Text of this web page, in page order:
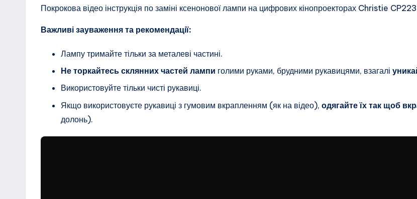
Покрокова відео інструкція по заміні ксенонової лампи на цифрових кінопроекторах Christie
Важливі зауваження та рекомендації:
Лампу тримайте тільки за металеві частині.
Не торкайтесь склянних частей лампи голими руками, брудними рукавицями, взагалі
Використовуйте тільки чисті рукавиці.
Якщо використовуєте рукавиці з гумовим вкрапленням (як на відео), одягайте їх так щоб
долонь).